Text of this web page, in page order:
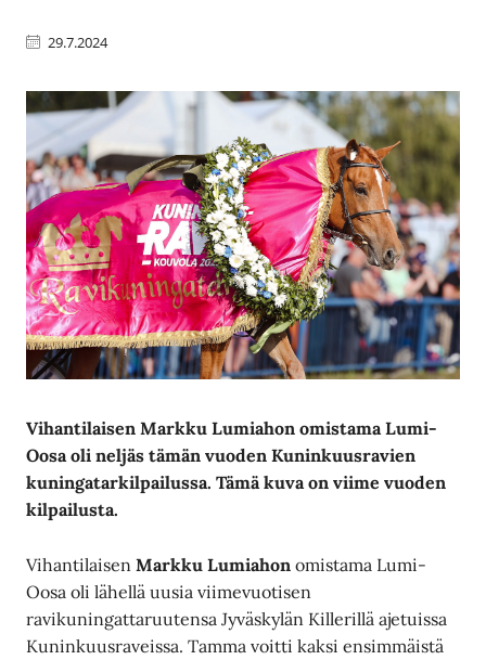
29.7.2024
Vihantilaisen Markku Lumiahon omistama Lumi-
Oosa oli neljäs tämän vuoden Kuninkuusravien
kuningatarkilpailussa. Tämä kuva on viime vuoden
kilpailusta.
VihantilaisenMarkku Lumiahon omistama Lumi-
Oosa oli lähellä uusia viimevuotisen
ravikuningattaruutensa Jyväskylän Killerillä ajetuissa
Kuninkuusraveissa. Tamma voitti kaksi ensimmäistä